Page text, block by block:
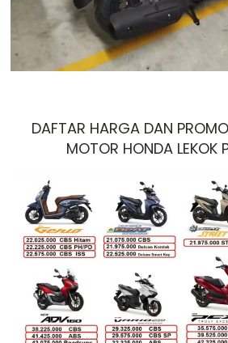
DAFTAR HARGA DAN PROMO
MOTOR HONDA LEKOK